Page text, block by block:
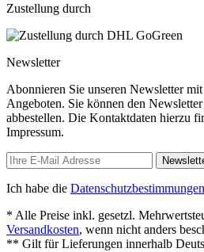
Zustellung durch
Newsletter
Abonnieren Sie unseren Newsletter
Angeboten. Sie können den
abbestellen. Die Kontaktdaten hierzu
Impressum.
Ich habe die Datenschutzbestimmungen
* Alle Preise inkl. gesetzl.
Versandkosten, wenn nicht anders
** Gilt für Lieferungen innerhalb